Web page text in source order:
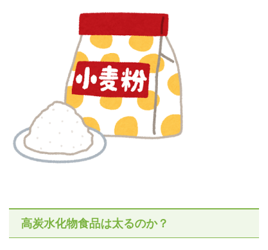
高炭水化物食品は太るのか？